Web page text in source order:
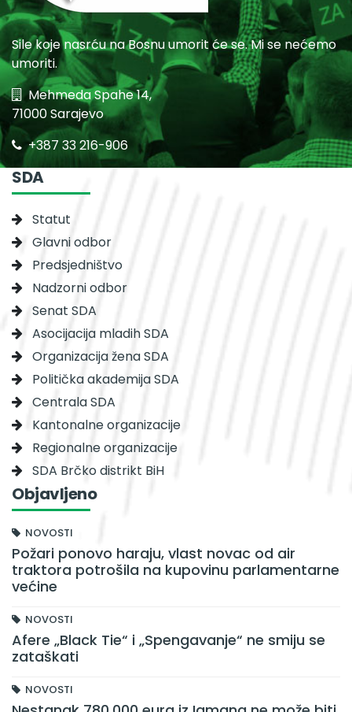
Sile koje nasrću na Bosnu umorit će se. Mi se nećemo
umoriti.
Mehmeda Spahe 14,
71000 Sarajevo
+387 33 216-906
SDA
Statut
Glavni odbor
Predsjedništvo
Nadzorni odbor
Senat SDA
Asocijacija mladih SDA
Organizacija žena SDA
Politička akademija SDA
Centrala SDA
Kantonalne organizacije
Regionalne organizacije
SDA Brčko distrikt BiH
Objavljeno
NOVOSTI
Požari ponovo haraju, vlast novac od air
traktora potrošila na kupovinu parlamentarne
većine
NOVOSTI
Afere „Black Tie“ i „Spengavanje“ ne smiju se
zataškati
NOVOSTI